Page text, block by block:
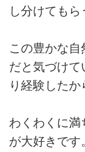
し分けてもら
この豊かな自
だと気づけ
り経験したか
わくわくに満
が大好きです